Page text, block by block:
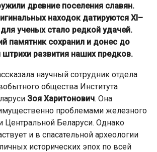
древние поселения славян.
находок датируются XI–
для ученых стало редкой удачей.
памятник сохранил и донес до
развития наших предков.
научный сотрудник отдела
общества Института
Зоя Харитонович. Она
проблемами железного
Центральной Беларуси. Однако
и в спасательной археологии
исторических эпох по всей